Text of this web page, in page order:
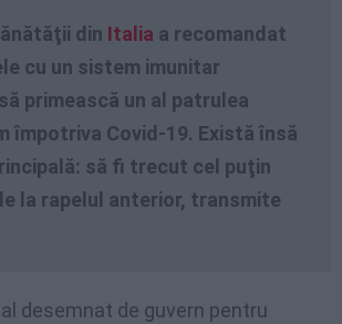
din Italia a recomandat
cu un sistem imunitar
primească un al patrulea
împotriva Covid-19. Există însă
să fi trecut cel puţin
la rapelul anterior, transmite
desemnat de guvern pentru